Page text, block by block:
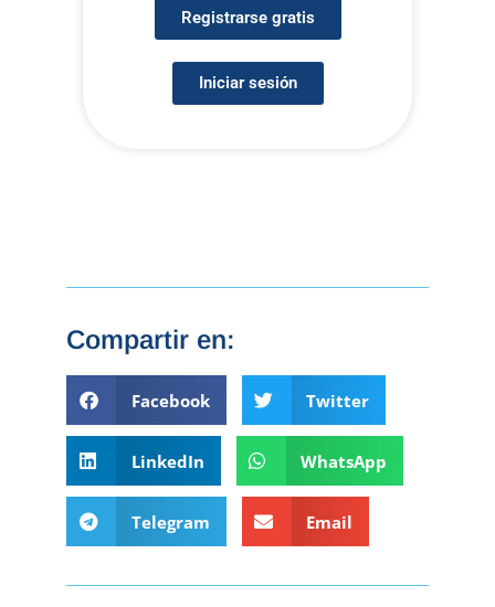
Registrarse gratis
Iniciar sesión
Compartir en:
Facebook Twitter
LinkedIn WhatsApp
Telegram Email